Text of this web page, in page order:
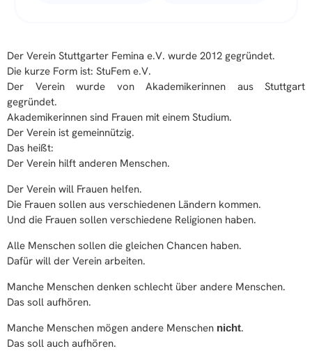
Der Verein Stuttgarter Femina e.V. wurde 2012 gegründet.
Die kurze Form ist: StuFem e.V.
Der Verein wurde von Akademikerinnen aus Stuttgart
gegründet.
Akademikerinnen sind Frauen mit einem Studium.
Der Verein ist gemeinnützig.
Das heißt:
Der Verein hilft anderen Menschen.
Der Verein will Frauen helfen.
Die Frauen sollen aus verschiedenen Ländern kommen.
Und die Frauen sollen verschiedene Religionen haben.
Alle Menschen sollen die gleichen Chancen haben.
Dafür will der Verein arbeiten.
Manche Menschen denken schlecht über andere Menschen.
Das soll aufhören.
Manche Menschen mögen andere Menschen nicht.
Das soll auch aufhören.